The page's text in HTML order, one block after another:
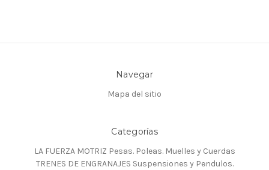
Navegar
Mapa del sitio
Categorías
LA FUERZA MOTRIZ Pesas. Poleas. Muelles y Cuerdas
TRENES DE ENGRANAJES Suspensiones y Pendulos.